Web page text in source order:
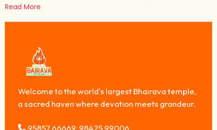
Read More
Welcome to the world's largest Bhairava temple,
a sacred haven where devotion meets grandeur.
95857 66669, 98425 99006